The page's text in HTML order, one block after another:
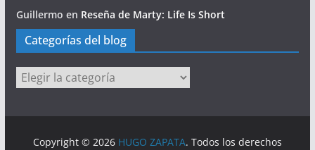
Guillermo en Reseña de Marty: Life Is Short
Categorías del blog
Categorías
del
Copyright © 2026 HUGO ZAPATA. Todos los derechos